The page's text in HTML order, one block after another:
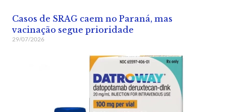
Casos de SRAG caem no Paraná, mas
vacinação segue prioridade
29/07/2026